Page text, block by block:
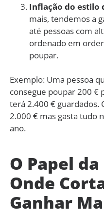
Inflação do estilo
mais, tendemos a
até pessoas com
ordenado em
poupar.
Exemplo: Uma pessoa
consegue poupar 200 €
terá 2.400 € guardados.
2.000 € mas gasta tudo
ano.
O Papel
Onde
Ganhar